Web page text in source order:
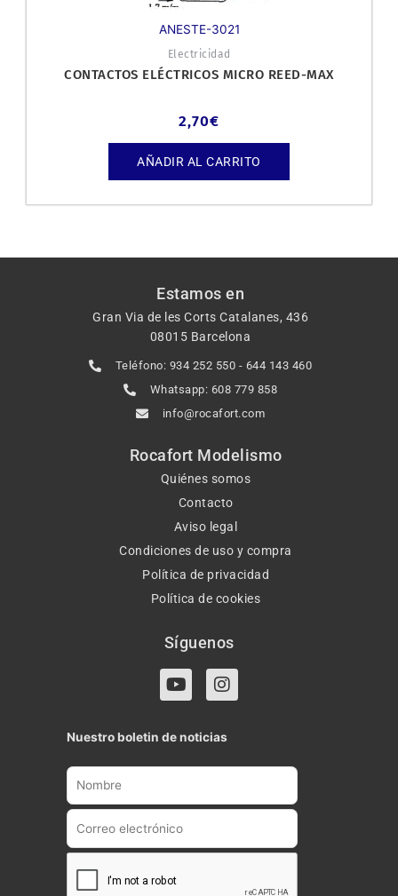
ANESTE-3021
Electricidad
CONTACTOS ELÉCTRICOS MICRO REED-MAX
2,70€
AÑADIR AL CARRITO
Estamos en
Gran Via de les Corts Catalanes, 436
08015 Barcelona
Teléfono: 934 252 550 - 644 143 460
Whatsapp: 608 779 858
info@rocafort.com
Rocafort Modelismo
Quiénes somos
Contacto
Aviso legal
Condiciones de uso y compra
Política de privacidad
Política de cookies
Síguenos
Y
o
t
u
b
I
n
t
a
g
a
Nuestro boletin de noticias